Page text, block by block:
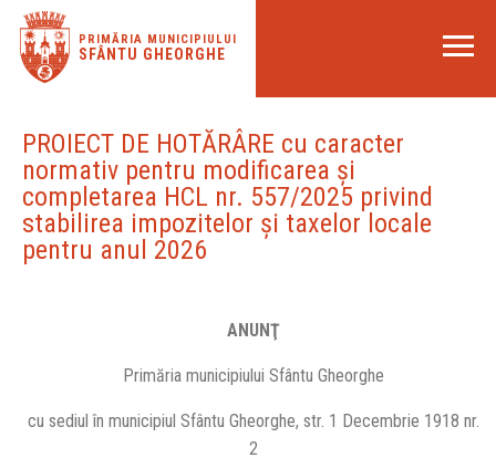
PRIMĂRIA MUNICIPIULUI
SFÂNTU GHEORGHE
PROIECT DE HOTĂRÂRE cu caracter
normativ pentru modificarea și
completarea HCL nr. 557/2025 privind
stabilirea impozitelor şi taxelor locale
pentru anul 2026
ANUNŢ
Primăria municipiului Sfântu Gheorghe
cu sediul în municipiul Sfântu Gheorghe, str. 1 Decembrie 1918 nr.
2